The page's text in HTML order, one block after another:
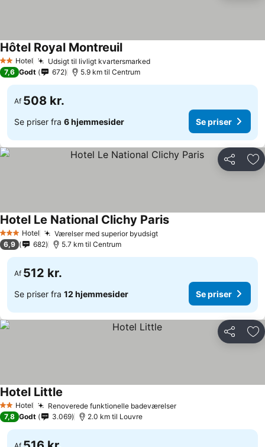
2 Stjerner
Hotel Udsigt til livligt kvartersmarked
Hôtel Royal Montreuil
7,6 Godt 672 5.9 km til Centrum
Af 508 kr.
Se priser fra 6 hjemmesider Se priser
Del
3 StjernerHotel Værelser med superior byudsigt
Hotel Le National Clichy Paris
6,9 682 5.7 km til Centrum
Af 512 kr.
Se priser fra 12 hjemmesider Se priser
Del
2 Stjerner
Hotel Renoverede funktionelle badeværelser
Hotel Little
7,8 Godt 3.069 2.0 km til Louvre
Af